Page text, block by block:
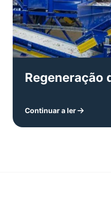
Regeneração
Continuar a ler